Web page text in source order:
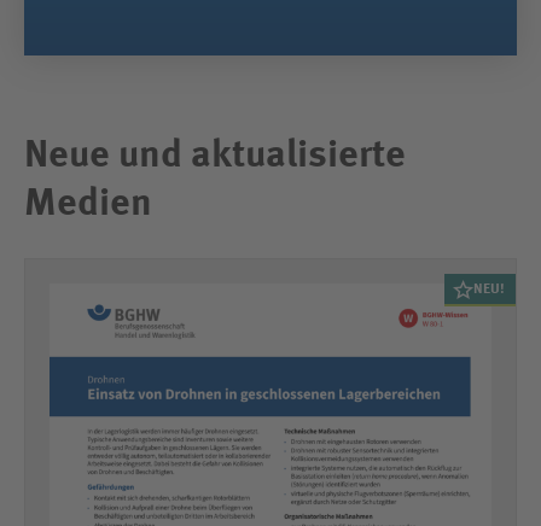
Neue und aktualisierte
Medien
NEU!